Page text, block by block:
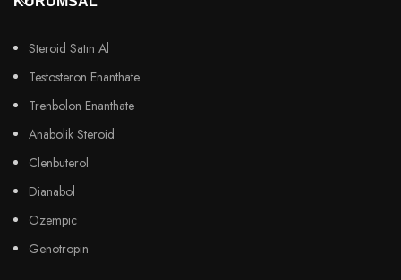
Steroid Satın Al
Testosteron Enanthate
Trenbolon Enanthate
Anabolik Steroid
Clenbuterol
Dianabol
Ozempic
Genotropin